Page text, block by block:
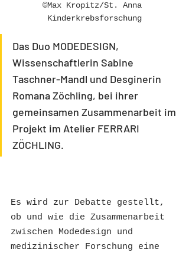
©Max Kropitz/St. Anna
Kinderkrebsforschung
Das Duo MODEDESIGN,
Wissenschaftlerin Sabine
Taschner-Mandl und Desginerin
Romana Zöchling, bei ihrer
gemeinsamen Zusammenarbeit im
Projekt im Atelier FERRARI
ZÖCHLING.
Es wird zur Debatte gestellt,
ob und wie die Zusammenarbeit
zwischen Modedesign und
medizinischer Forschung eine